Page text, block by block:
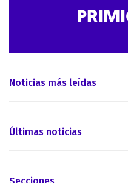
Noticias más leídas
Últimas noticias
Secciones